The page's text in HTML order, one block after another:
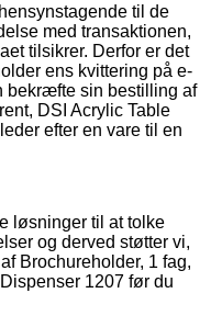
til de
med transaktionen,
tilsikrer. Derfor er det
ens kvittering på e-
bekræfte sin bestilling af
DSI Acrylic Table
efter en vare til en
løsninger til at tolke
og derved støtter vi,
Brochureholder, 1 fag,
1207 før du